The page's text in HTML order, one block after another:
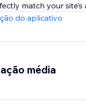
match your
do aplicativo
média